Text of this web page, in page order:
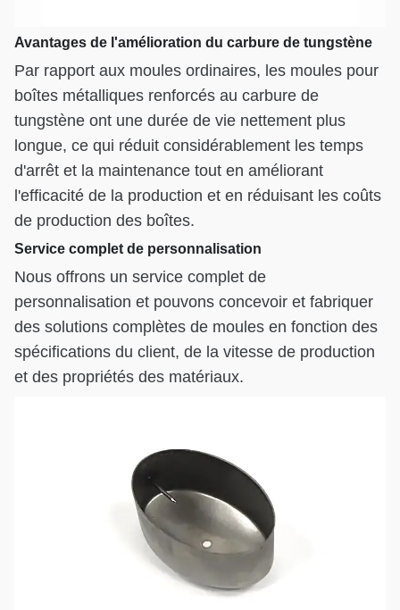
Avantages de l'amélioration du carbure de tungstène
Par rapport aux moules ordinaires, les moules pour
boîtes métalliques renforcés au carbure de
tungstène ont une durée de vie nettement plus
longue, ce qui réduit considérablement les temps
d'arrêt et la maintenance tout en améliorant
l'efficacité de la production et en réduisant les coûts
de production des boîtes.
Service complet de personnalisation
Nous offrons un service complet de
personnalisation et pouvons concevoir et fabriquer
des solutions complètes de moules en fonction des
spécifications du client, de la vitesse de production
et des propriétés des matériaux.